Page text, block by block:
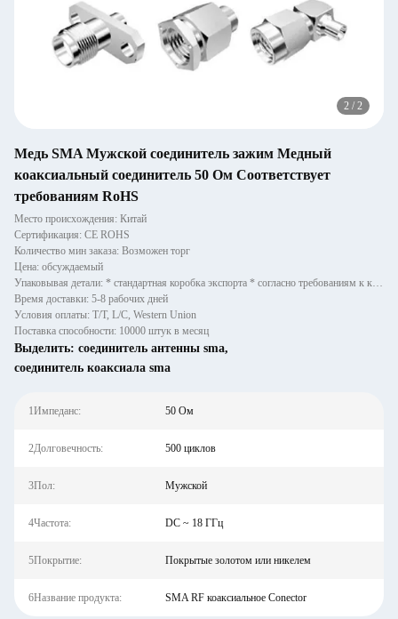
2 / 2
Медь SMA Мужской соединитель зажим Медный
коаксиальный соединитель 50 Ом Соответствует
требованиям RoHS
Место происхождения: Китай
Сертификация: CE ROHS
Количество мин заказа: Возможен торг
Цена: обсуждаемый
Упаковывая детали: * стандартная коробка экспорта * согласно требованиям к клиентов
Время доставки: 5-8 рабочих дней
Условия оплаты: T/T, L/C, Western Union
Поставка способности: 10000 штук в месяц
Выделить: соединитель антенны sma,
соединитель коаксиала sma
1Импеданс: 50 Ом
2Долговечность: 500 циклов
3Пол: Мужской
4Частота: DC ~ 18 ГГц
5Покрытие: Покрытые золотом или никелем
6Название продукта: SMA RF коаксиальное Conector